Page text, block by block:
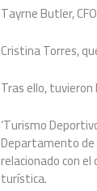
Tayrne Butler,
Cristina Torres,
Tras ello,
‘Turismo
Departamento de
relacionado con
turística.